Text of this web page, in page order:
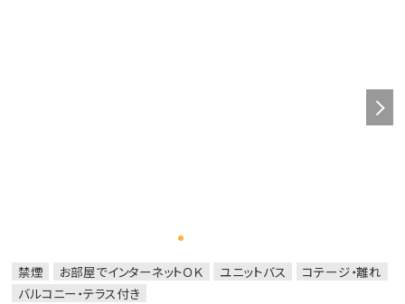
禁煙 お部屋でインターネットＯＫ ユニットバス
コテージ・離れ
バルコニー・テラス付き